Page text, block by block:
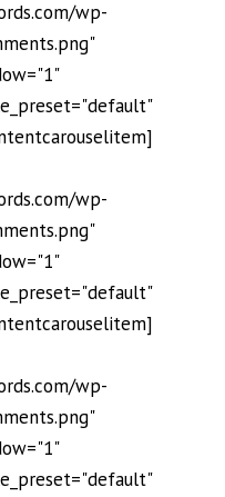
wp-
wp-
wp-